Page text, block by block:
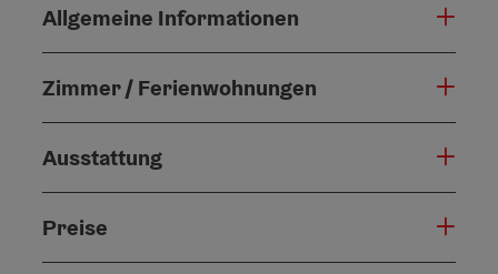
Allgemeine Informationen
Zimmer / Ferienwohnungen
Ausstattung
Preise